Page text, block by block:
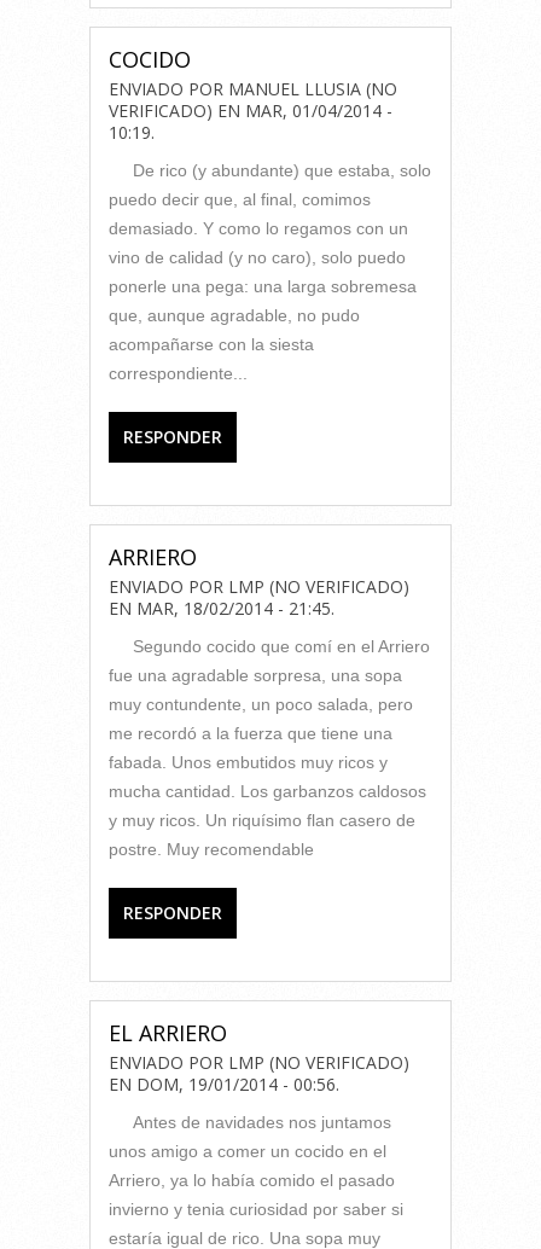
COCIDO
ENVIADO POR MANUEL LLUSIA (NO
VERIFICADO) EN MAR, 01/04/2014 -
10:19.
De rico (y abundante) que estaba, solo
puedo decir que, al final, comimos
demasiado. Y como lo regamos con un
vino de calidad (y no caro), solo puedo
ponerle una pega: una larga sobremesa
que, aunque agradable, no pudo
acompañarse con la siesta
correspondiente...
RESPONDER
ARRIERO
ENVIADO POR LMP (NO VERIFICADO)
EN MAR, 18/02/2014 - 21:45.
Segundo cocido que comí en el Arriero
fue una agradable sorpresa, una sopa
muy contundente, un poco salada, pero
me recordó a la fuerza que tiene una
fabada. Unos embutidos muy ricos y
mucha cantidad. Los garbanzos caldosos
y muy ricos. Un riquísimo flan casero de
postre. Muy recomendable
RESPONDER
EL ARRIERO
ENVIADO POR LMP (NO VERIFICADO)
EN DOM, 19/01/2014 - 00:56.
Antes de navidades nos juntamos
unos amigo a comer un cocido en el
Arriero, ya lo había comido el pasado
invierno y tenia curiosidad por saber si
estaría igual de rico. Una sopa muy